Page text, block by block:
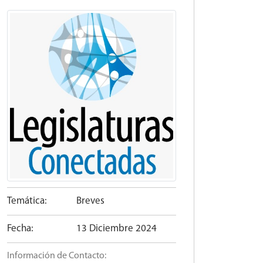
Temática: Breves
Fecha: 13 Diciembre 2024
Información de Contacto: